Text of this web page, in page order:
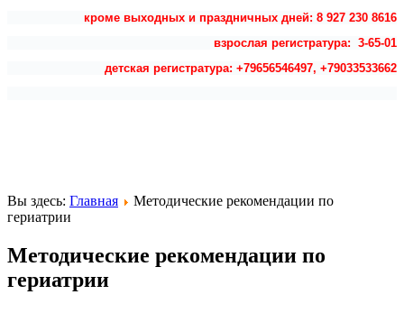
кроме выходных и праздничных дней: 8 927 230 8616
взрослая регистратура: 3-65-01
детская регистратура: +79656546497, +79033533662
Вы здесь: Главная
Методические рекомендации по
гериатрии
Методические рекомендации по
гериатрии